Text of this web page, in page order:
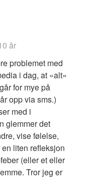
år
problemet med
i dag, at «alt»
for mye på
opp via sms.)
med i
glemmer det
vise følelse,
liten refleksjon
(eller et eller
Tror jeg er